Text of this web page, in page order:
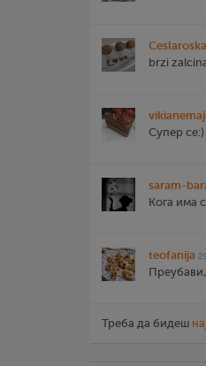
Ceslaroska
brzi
Супер се:)
saram-
Кога има
teofanija
Треба да бидеш